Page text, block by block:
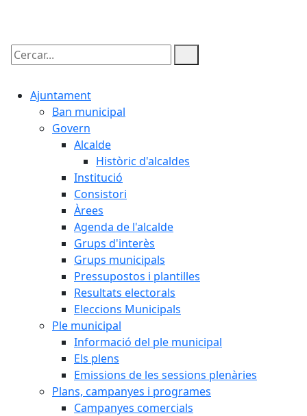
Cercar:
Ajuntament
Ban municipal
Govern
Alcalde
Històric d'alcaldes
Institució
Consistori
Àrees
Agenda de l'alcalde
Grups d'interès
Grups municipals
Pressupostos i plantilles
Resultats electorals
Eleccions Municipals
Ple municipal
Informació del ple municipal
Els plens
Emissions de les sessions plenàries
Plans, campanyes i programes
Campanyes comercials